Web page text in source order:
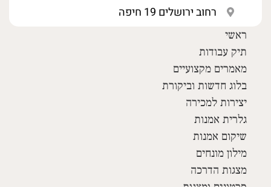
רחוב ירושלים 19 חיפה
ראשי
תיק עבודות
מאמרים מקצועיים
בלוג חדשות וביקורת
יצירות למכירה
גלרית אמנות
שיקום אמנות
מילון מונחים
מצגות הדרכה